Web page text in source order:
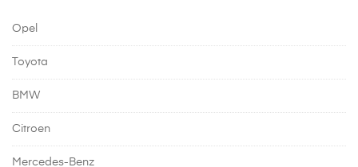
Opel
Toyota
BMW
Citroen
Mercedes-Benz